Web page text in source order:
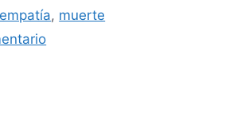
empatía, muerte